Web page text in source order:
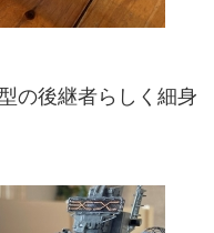
の後継者らしく細身